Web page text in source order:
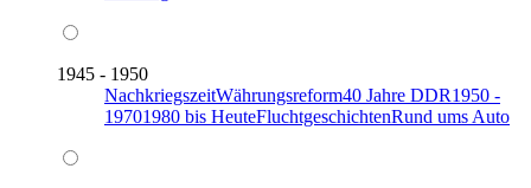
1945 - 1950
NachkriegszeitWährungsreform40 Jahre DDR1950 -
19701980 bis HeuteFluchtgeschichtenRund ums Auto